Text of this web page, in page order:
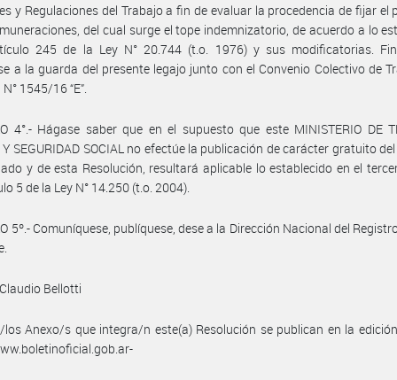
y Regulaciones del Trabajo a fin de evaluar la procedencia de fijar el
del cual surge el tope indemnizatorio, de acuerdo a lo
245 de la Ley N° 20.744 (t.o. 1976) y sus modificatorias.
a la guarda del presente legajo junto con el Convenio Colectivo de
1545/16 “E”.
4°.- Hágase saber que en el supuesto que este MINISTERIO DE
Y SEGURIDAD SOCIAL no efectúe la publicación de carácter gratuito
y de esta Resolución, resultará aplicable lo establecido en el
5 de la Ley N° 14.250 (t.o. 2004).
5º.- Comuníquese, publíquese, dese a la Dirección Nacional del
Bellotti
los Anexo/s que integra/n este(a) Resolución se publican en la